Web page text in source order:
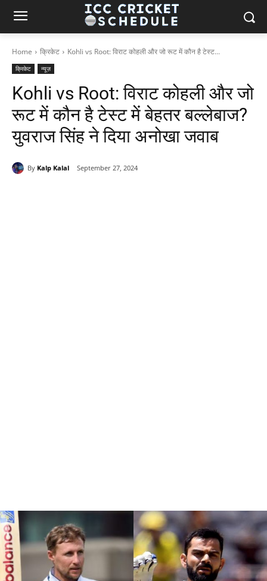
Home क्रिकेट Kohli vs Root: विराट कोहली और जो रूट में कौन है टेस्ट...
क्रिकेट न्यूज़
Kohli vs Root: विराट कोहली और जो
रूट में कौन है टेस्ट में बेहतर बल्लेबाज?
युवराज सिंह ने दिया अनोखा जवाब
By Kalp Kalal September 27, 2024